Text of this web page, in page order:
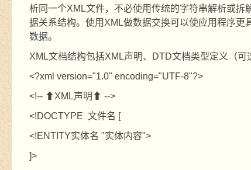
析同一个XML文件，不必使用传统的字符串解析或拆
据关系结构。使用 XML做数据交换可以使应用程序更
数据。
XML文档结构包括XML声明、 DTD文档类型定义（可
<?xml version="1.0" encoding="UTF-8"?>
<!-- ⬆XML声明 ⬆ -->
<!DOCTYPE 文件名 [
<!ENTITY实体名 "实体内容">
]>